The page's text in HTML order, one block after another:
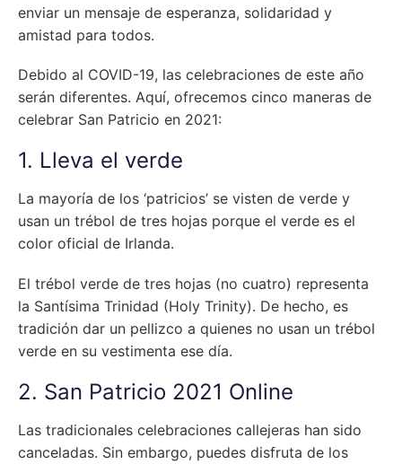
enviar un mensaje de esperanza, solidaridad y
amistad para todos.
Debido al COVID-19, las celebraciones de este año
serán diferentes. Aquí, ofrecemos cinco maneras de
celebrar San Patricio en 2021:
1. Lleva el verde
La mayoría de los ‘patricios’ se visten de verde y
usan un trébol de tres hojas porque el verde es el
color oficial de Irlanda.
El trébol verde de tres hojas (no cuatro) representa
la Santísima Trinidad (Holy Trinity). De hecho, es
tradición dar un pellizco a quienes no usan un trébol
verde en su vestimenta ese día.
2. San Patricio 2021 Online
Las tradicionales celebraciones callejeras han sido
canceladas. Sin embargo, puedes disfruta de los